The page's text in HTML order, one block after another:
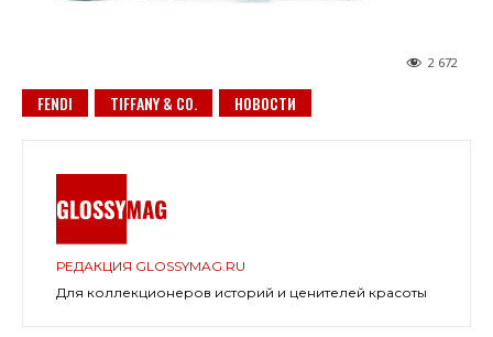
2 672
FENDI TIFFANY & CO. НОВОСТИ
РЕДАКЦИЯ GLOSSYMAG.RU
Для коллекционеров историй и ценителей красоты